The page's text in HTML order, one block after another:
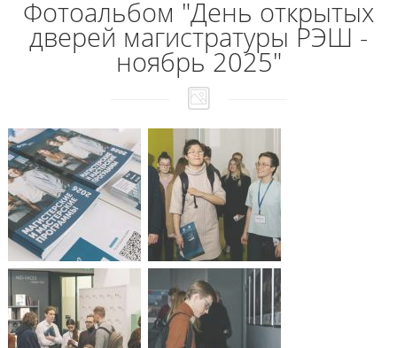
Фотоальбом "День открытых
дверей магистратуры РЭШ -
ноябрь 2025"